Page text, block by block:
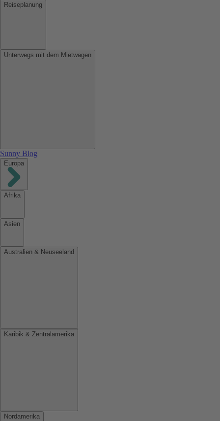
Reiseplanung
Unterwegs mit dem Mietwagen
Sunny Blog
Europa
Afrika
Asien
Australien & Neuseeland
Karibik & Zentralamerika
Nordamerika